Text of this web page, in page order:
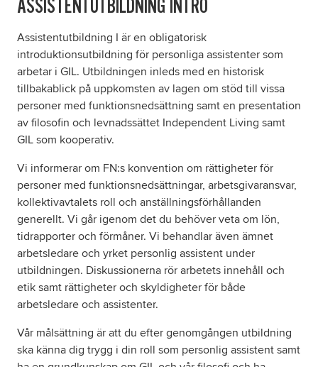
Om oss
Nyheter
ASSISTENTUTBILDNING INTRO
Assistentutbildning I är en obligatorisk
introduktionsutbildning för personliga assistenter som
arbetar i GIL. Utbildningen inleds med en historisk
tillbakablick på uppkomsten av lagen om stöd till vissa
personer med funktionsnedsättning samt en presentation
av filosofin och levnadssättet Independent Living samt
GIL som kooperativ.
Vi informerar om FN:s konvention om rättigheter för
personer med funktionsnedsättningar, arbetsgivaransvar,
kollektivavtalets roll och anställningsförhållanden
generellt. Vi går igenom det du behöver veta om lön,
tidrapporter och förmåner. Vi behandlar även ämnet
arbetsledare och yrket personlig assistent under
utbildningen. Diskussionerna rör arbetets innehåll och
etik samt rättigheter och skyldigheter för både
arbetsledare och assistenter.
Vår målsättning är att du efter genomgången utbildning
ska känna dig trygg i din roll som personlig assistent samt